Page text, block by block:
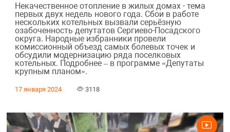
Некачественное отопление в жилых домах - тема
первых двух недель нового года. Сбои в работе
нескольких котельных вызвали серьёзную
озабоченность депутатов Сергиево-Посадского
округа. Народные избранники провели
комиссионный объезд самых болевых точек и
обсудили модернизацию ряда поселковых
котельных. Подробнее – в программе «Депутаты
крупным планом».
17 января 2024 3118